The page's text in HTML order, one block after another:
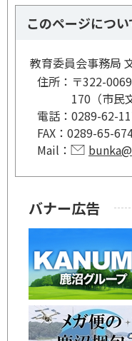
このページにつ
教育委員会事務局
住所： 〒322-
170（市民
電話： 0289-62-
FAX： 0289-65-
Mail：
バナー広告